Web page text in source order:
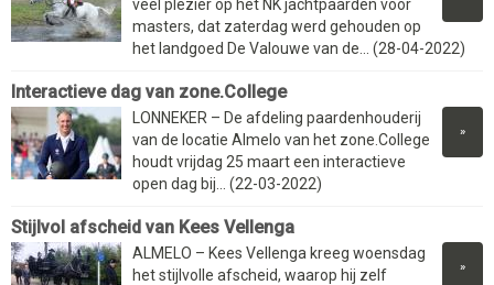
veel plezier op het NK jachtpaarden voor
masters, dat zaterdag werd gehouden op
het landgoed De Valouwe van de... (28-04-2022)
Interactieve dag van zone.College
»
LONNEKER – De afdeling paardenhouderij
van de locatie Almelo van het zone.College
houdt vrijdag 25 maart een interactieve
open dag bij... (22-03-2022)
Stijlvol afscheid van Kees Vellenga
»
ALMELO – Kees Vellenga kreeg woensdag
het stijlvolle afscheid, waarop hij zelf